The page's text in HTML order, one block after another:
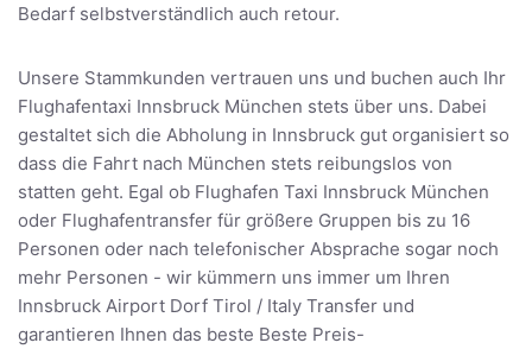
Bedarf selbstverständlich auch retour.
Unsere Stammkunden vertrauen uns und buchen auch Ihr
Flughafentaxi Innsbruck München stets über uns. Dabei
gestaltet sich die Abholung in Innsbruck gut organisiert so
dass die Fahrt nach München stets reibungslos von
statten geht. Egal ob Flughafen Taxi Innsbruck München
oder Flughafentransfer für größere Gruppen bis zu 16
Personen oder nach telefonischer Absprache sogar noch
mehr Personen - wir kümmern uns immer um Ihren
Innsbruck Airport Dorf Tirol / Italy Transfer und
garantieren Ihnen das beste Beste Preis-